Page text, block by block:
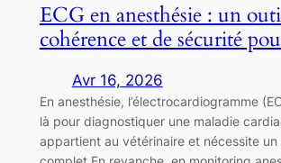
ECG en anesthésie : un
cohérence et de sécurité
Avr 16, 2026
En anesthésie, l’électrocardiogramme
là pour diagnostiquer une maladie
appartient au vétérinaire et nécessite un